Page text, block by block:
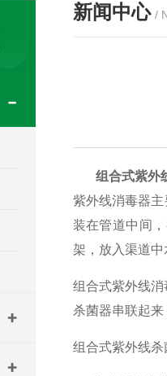
新闻中心 /
组合式紫外
紫外线消毒器
装在管道中间
架，放入渠道
组合式紫外线
杀菌器串联起
组合式紫外线